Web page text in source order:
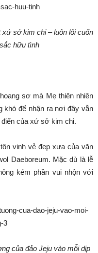
sở kim chi – luôn lôi cuốn
hữu tình
sơ mà Mẹ thiên nhiên
khó để nhận ra nơi đây vẫn
của xứ sở kim chi.
vinh vẻ đẹp xưa của văn
Daeboreum. Mặc dù là lễ
kém phần vui nhộn với
của đảo Jeju vào mỗi dịp